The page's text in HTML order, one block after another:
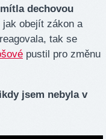
dechovou
obejít zákon a
tak se
pustil pro změnu
jsem nebyla v